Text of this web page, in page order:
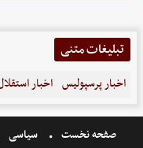
تبلیغات متنی
اخبار پرسپولیس اخبار
صفحه نخست سیاسی